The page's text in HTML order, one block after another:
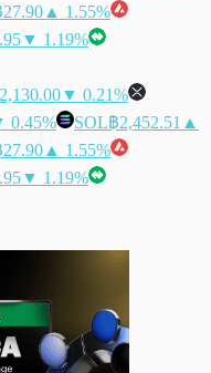
▲ 1.55%
▼ 1.19%
▼ 0.21%
0.45% SOL฿2,452.51 ▲
▲ 1.55%
▼ 1.19%